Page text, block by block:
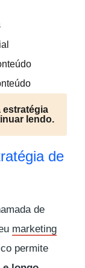
estratégia
lendo.
de
de
marketing
permite